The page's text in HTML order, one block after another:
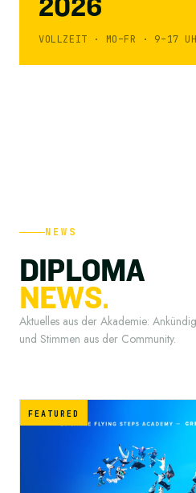
2026
VOLLZEIT · MO–FR · 9–17
NEWS
DIPLOMA
NEWS.
Aktuelles aus der Akademie:
und Stimmen aus der Community.
FEATURED